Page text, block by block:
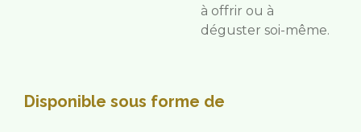
à offrir ou à
déguster soi-même.
Disponible sous forme de